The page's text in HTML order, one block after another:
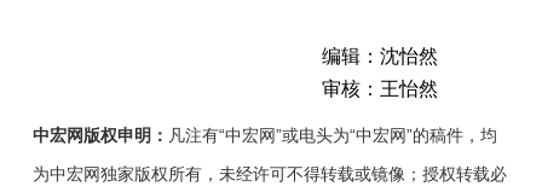
编辑：沈怡然
审核：王怡然
中宏网版权申明： 凡注有“中宏网”或电头为“中宏网”的稿件，均
为中宏网独家版权所有，未经许可不得转载或镜像；授权转载必